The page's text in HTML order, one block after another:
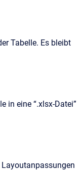
Tabelle. Es bleibt
in eine “.xlsx-Datei”